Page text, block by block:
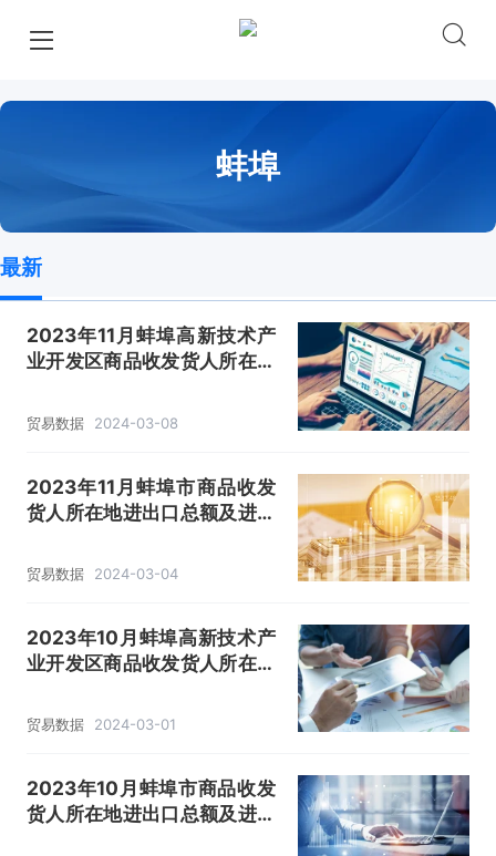
蚌埠
最新
2023年11月蚌埠高新技术产
业开发区商品收发货人所在地
分析
贸易数据 2024-03-08
2023年11月蚌埠市商品收发
货人所在地进出口总额及进出
贸易数据 2024-03-04
2023年10月蚌埠高新技术产
业开发区商品收发货人所在地
分析
贸易数据 2024-03-01
2023年10月蚌埠市商品收发
货人所在地进出口总额及进出